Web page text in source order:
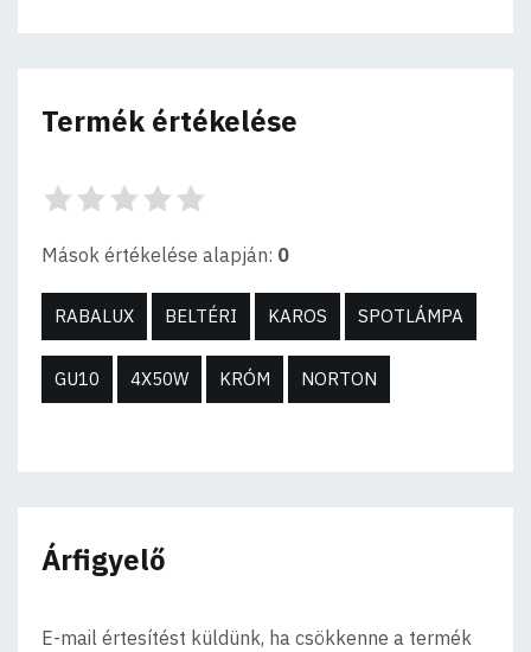
Termék értékelése
Mások értékelése alapján: 0
RABALUX BELTÉRI KAROS SPOTLÁMPA
GU10 4X50W KRÓM NORTON
Árfigyelő
E-mail értesítést küldünk, ha csökkenne a termék